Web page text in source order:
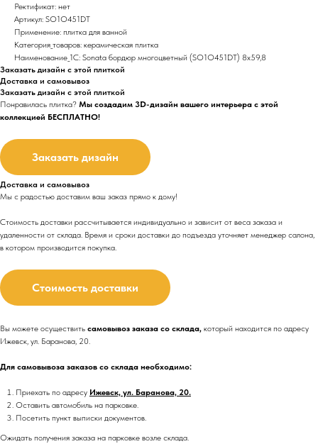
Ректификат: нет
Артикул: SO1O451DT
Применение: плитка для ванной
Категория_товаров: керамическая плитка
Наименование_1С: Sonata бордюр многоцветный (SO1O451DT) 8x59,8
Заказать дизайн с этой плиткой
Доставка и самовывоз
Заказать дизайн с этой плиткой
Понравилась плитка? Мы создадим 3D-дизайн вашего интерьера с этой
коллекцией БЕСПЛАТНО!
Заказать дизайн
Доставка и самовывоз
Мы с радостью доставим ваш заказ прямо к дому!
Стоимость доставки рассчитывается индивидуально и зависит от веса заказа и
удаленности от склада. Время и сроки доставки до подъезда уточняет менеджер салона,
в котором производится покупка.
Стоимость доставки
Вы можете осуществить самовывоз заказа со склада, который находится по адресу
Ижевск, ул. Баранова, 20.
Для самовывоза заказов со склада необходимо:
Приехать по адресу Ижевск, ул. Баранова, 20.
Оставить автомобиль на парковке.
Посетить пункт выписки документов.
Ожидать получения заказа на парковке возле склада.